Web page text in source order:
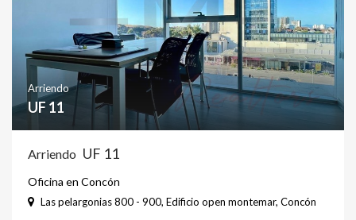
Arriendo
UF 11
Arriendo UF 11
Oficina en Concón
Las pelargonias 800 - 900, Edificio open montemar, Concón